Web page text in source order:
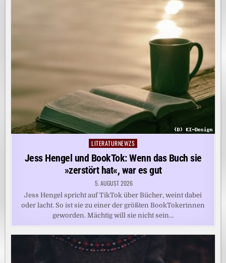
Posted
in
LITERATURNEWZS
Jess Hengel und BookTok: Wenn das Buch sie
»zerstört hat«, war es gut
5. AUGUST 2026
Jess Hengel spricht auf TikTok über Bücher, weint dabei
oder lacht. So ist sie zu einer der größten BookTokerinnen
geworden. Mächtig will sie nicht sein…